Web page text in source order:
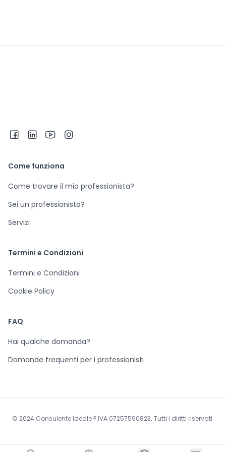
Come funziona
Come trovare il mio professionista?
Sei un professionista?
Servizi
Termini e Condizioni
Termini e Condizioni
Cookie Policy
FAQ
Hai qualche domanda?
Domande frequenti per i professionisti
© 2024 Consulente Ideale P.IVA 07257590823. Tutti i diritti riservati.